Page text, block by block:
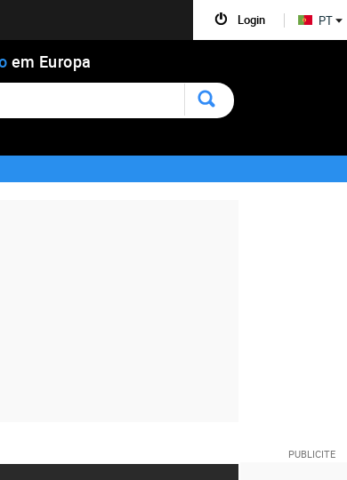
em Europa
Login PT